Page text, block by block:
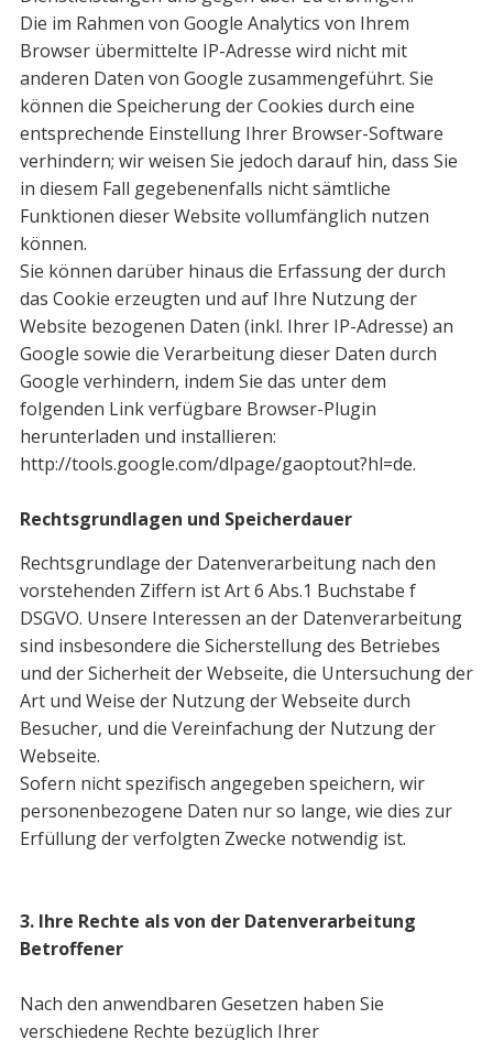
Die im Rahmen von Google Analytics von Ihrem
Browser übermittelte IP-Adresse wird nicht mit
anderen Daten von Google zusammengeführt. Sie
können die Spei­cherung der Cookies durch eine
entsprechende Einstellung Ihrer Browser-Software
verhindern; wir weisen Sie jedoch darauf hin, dass Sie
in diesem Fall gegebenenfalls nicht sämtliche
Funktionen dieser Website vollumfänglich nutzen
können.
Sie können darüber hinaus die Erfassung der durch
das Cookie erzeugten und auf Ihre Nutzung der
Website bezogenen Daten (inkl. Ihrer IP-Adresse) an
Google sowie die Verarbeitung dieser Daten durch
Google verhindern, indem Sie das unter dem
folgenden Link verfügbare Browser-Plugin
herunterladen und installieren:
http://tools.google.com/dlpage/gaoptout?hl=de.
Rechtsgrundlagen und Speicherdauer
Rechtsgrundlage der Datenverarbeitung nach den
vorstehenden Ziffern ist Art 6 Abs.1 Buchstabe f
DSGVO. Unsere Interessen an der Datenverarbeitung
sind insbesondere die Sicherstellung des Betriebes
und der Sicherheit der Webseite, die Un­tersuchung der
Art und Weise der Nutzung der Webseite durch
Besucher, und die Vereinfachung der Nutzung der
Webseite.
Sofern nicht spezifisch angegeben speichern, wir
personenbezogene Daten nur so lange, wie dies zur
Erfüllung der verfolgten Zwecke notwendig ist.
3. Ihre Rechte als von der Datenverarbeitung
Betroffener
Nach den anwendbaren Gesetzen haben Sie
verschiedene Rechte bezüglich Ihrer